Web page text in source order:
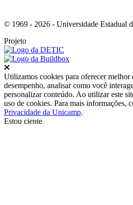
© 1969 - 2026 - Universidade Estadual
Projeto
Utilizamos cookies para oferecer melhor
desempenho, analisar como você
personalizar conteúdo. Ao utilizar este
uso de cookies. Para mais informações,
Privacidade da Unicamp.
Estou ciente